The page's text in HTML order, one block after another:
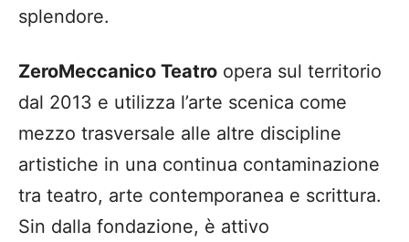
splendore.
ZeroMeccanico Teatro opera sul territorio
dal 2013 e utilizza l’arte scenica come
mezzo trasversale alle altre discipline
artistiche in una continua contaminazione
tra teatro, arte contemporanea e scrittura.
Sin dalla fondazione, è attivo